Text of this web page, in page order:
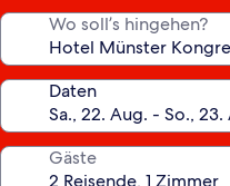
Wo soll’s hingehen?
Daten
Gäste